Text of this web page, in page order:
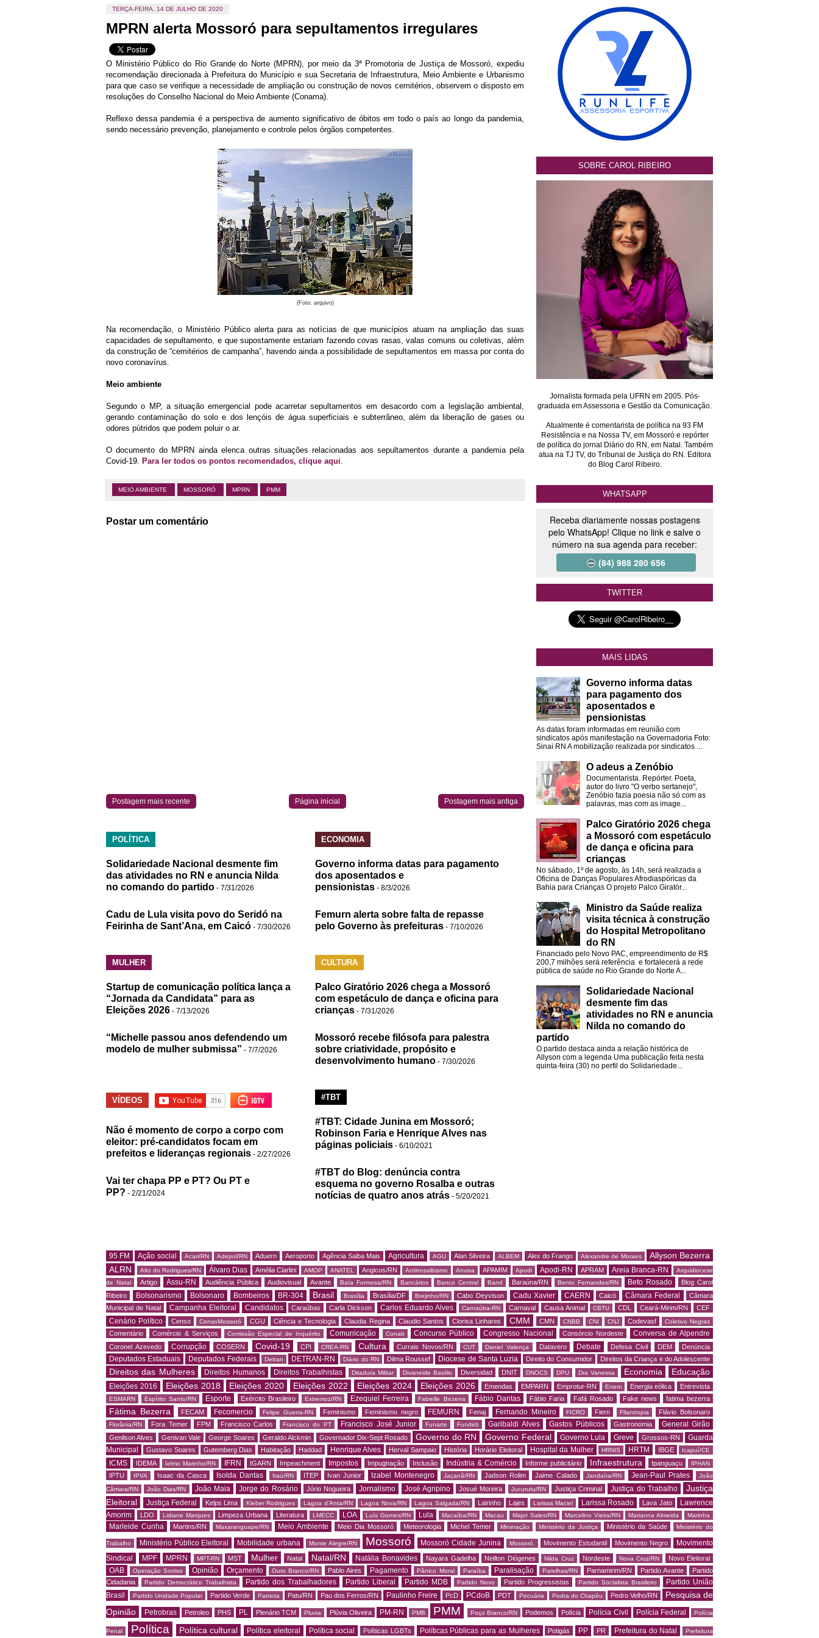
TERÇA-FEIRA, 14 DE JULHO DE 2020
MPRN alerta Mossoró para sepultamentos irregulares
O Ministério Público do Rio Grande do Norte (MPRN), por meio da 3ª Promotoria de Justiça de Mossoró, expediu
recomendação direcionada à Prefeitura do Município e sua Secretaria de Infraestrutura, Meio Ambiente e Urbanismo
para que caso se verifique a necessidade de ampliação ou construção de novos cemitérios, observem o disposto em
resoluções do Conselho Nacional do Meio Ambiente (Conama).
Reflexo dessa pandemia é a perspectiva de aumento significativo de óbitos em todo o país ao longo da pandemia,
sendo necessário prevenção, planejamento e controle pelos órgãos competentes.
(Foto: arquivo)
Na recomendação, o Ministério Público alerta para as notícias de que municípios atuam na ampliação das suas
capacidades de sepultamento, e que supostamente estariam fazendo covas rasas, valas comuns ou coletivas, além
da construção de “cemitérios de campanha”, havendo ainda a possibilidade de sepultamentos em massa por conta do
novo coronavírus.
Meio ambiente
Segundo o MP, a situação emergencial pode acarretar sepultamentos em desacordo com a legislação ambiental,
gerando contaminação do solo e dos lençóis de água superficiais e subterrâneo, além da liberação de gases ou
odores pútridos que podem poluir o ar.
O documento do MPRN ainda elenca outras situações relacionadas aos sepultamentos durante a pandemia pela
Covid-19. Para ler todos os pontos recomendados, clique aqui
MEIO AMBIENTE MOSSORÓ MPRN PMM
Postar um comentário
Postagem mais recente Postagem mais antiga
Página inicial
POLÍTICA
Solidariedade Nacional desmente fim
das atividades no RN e anuncia Nilda
no comando do partido - 7/31/2026
Cadu de Lula visita povo do Seridó na
Feirinha de Sant’Ana, em Caicó - 7/30/2026
ECONOMIA
Governo informa datas para pagamento
dos aposentados e
pensionistas - 8/3/2026
Femurn alerta sobre falta de repasse
pelo Governo às prefeituras - 7/10/2026
MULHER
Startup de comunicação política lança a
“Jornada da Candidata” para as
Eleições 2026 - 7/13/2026
“Michelle passou anos defendendo um
modelo de mulher submissa” - 7/7/2026
CULTURA
Palco Giratório 2026 chega a Mossoró
com espetáculo de dança e oficina para
crianças - 7/31/2026
Mossoró recebe filósofa para palestra
sobre criatividade, propósito e
desenvolvimento humano - 7/30/2026
VÍDEOS
Não é momento de corpo a corpo com
eleitor: pré-candidatos focam em
prefeitos e lideranças regionais - 2/27/2026
Vai ter chapa PP e PT? Ou PT e
PP? - 2/21/2024
#TBT
#TBT: Cidade Junina em Mossoró;
Robinson Faria e Henrique Alves nas
páginas policiais - 6/10/2021
#TBT do Blog: denúncia contra
esquema no governo Rosalba e outras
notícias de quatro anos atrás - 5/20/2021
SOBRE CAROL RIBEIRO
Jornalista formada pela UFRN em 2005. Pós-
graduada em Assessoria e Gestão da Comunicação.
Atualmente é comentarista de política na 93 FM
Resistência e na Nossa TV, em Mossoró e repórter
de política do jornal Diário do RN, em Natal. Também
atua na TJ TV, do Tribunal de Justiça do RN. Editora
do Blog Carol Ribeiro.
WHATSAPP
Receba diariamente nossas postagens
pelo WhatsApp! Clique no link e salve o
número na sua agenda para receber:
(84) 988 280 656
TWITTER
MAIS LIDAS
Governo informa datas
para pagamento dos
aposentados e
pensionistas
As datas foram informadas em reunião com
sindicatos após manifestação na Governadoria Foto:
Sinai RN A mobilização realizada por sindicatos ...
O adeus a Zenóbio
Documentarista. Repórter. Poeta,
autor do livro "O verbo sertanejo",
Zenóbio fazia poesia não só com as
palavras, mas com as image...
Palco Giratório 2026 chega
a Mossoró com espetáculo
de dança e oficina para
crianças
No sábado, 1º de agosto, às 14h, será realizada a
Oficina de Danças Populares Afrodiaspóricas da
Bahia para Crianças O projeto Palco Giratór...
Ministro da Saúde realiza
visita técnica à construção
do Hospital Metropolitano
do RN
Financiado pelo Novo PAC, empreendimento de R$
200,7 milhões será referência e fortalecerá a rede
pública de saúde no Rio Grande do Norte A...
Solidariedade Nacional
desmente fim das
atividades no RN e anuncia
Nilda no comando do
partido
O partido destaca ainda a relação histórica de
Allyson com a legenda Uma publicação feita nesta
quinta-feira (30) no perfil do Solidariedade...
95 FM Ação social Acari/RN Adepol/RN Aduern Aeroporto Agência Saiba Mais Agricultura AGU Alan Silveira ALBEM Alex do Frango Alexandre de Moraes
Allyson Bezerra
ALRN
Alto do Rodrigues/RN Álvaro Dias Amélia Ciarlini AMOP ANATEL Angicos/RN Antirrosalbismo Anvisa APAMIM Apodi Apodi-RN APRAM Areia Branca-RN
Arquidiocese
de Natal
Artigo Assu-RN Audiência Pública Audiovisual Avante Baía Formosa/RN Bancários Banco Central Band Baraúna/RN Bento Fernandes/RN Beto Rosado
Blog Carol
Ribeiro
Bolsonarismo Bolsonaro Bombeiros BR-304 Brasil Brasília Brasília/DF Brejinho/RN Cabo Deyvison Cadu Xavier CAERN Caicó Câmara Federal
Câmara
Municipal de Natal
Campanha Eleitoral Candidatos Caraúbas Carla Dickson Carlos Eduardo Alves Carnaúba-RN Carnaval Causa Animal CBTU CDL Ceará-Mirim/RN CEF
Cenário Político Censo CensoMossoró CGU Ciência e Tecnologia Claudia Regina Claudio Santos Clorisa Linhares CMM CMN CNBB CNI CNJ Codevasf Coletivo Negras
Comentário Comércio & Serviços Comissão Especial de Inquérito Comunicação Conab Concurso Público Congresso Nacional Consórcio Nordeste Conversa de Alpendre
Coronel Azevedo Corrupção COSERN Covid-19 CPI CREA-RN Cultura Currais Novos/RN CUT Daniel Valença Datavero Debate Defesa Civil DEM Denúncia
Deputados Estaduais Deputados Federais Detran DETRAN-RN Diário do RN Dilma Roussef Diocese de Santa Luzia Direito do Consumidor Direitos da Criança e do Adolescente
Direitos das Mulheres Direitos Humanos Direitos Trabalhistas Ditadura Militar Divaneide Basílio Diversidad DNIT DNOCS DPU Dra Vanessa Economia Educação
Eleições 2016 Eleições 2018 Eleições 2020 Eleições 2022 Eleições 2024 Eleições 2026 Emendas EMPARN Emprotur-RN Enem Energia eólica Entrevista
ESMARN Espírito Santo/RN Esporte Exército Brasileiro Extremoz/RN Ezequiel Ferreira Fabielle Bezerra Fábio Dantas Fábio Faria Fafá Rosado Fake news fatima bezerra
Fátima Bezerra FECAM Fecomercio Felipe Guerra-RN Feminismo Feminismo negro FEMURN Fenaj Fernando Mineiro FICRO Fiern Filantropia Flávio Bolsonaro
Florânia/RN Fora Temer FPM Francisco Carlos Francisco do PT Francisco José Junior Funarte Fundeb Garibaldi Alves Gastos Públicos Gastronomia General Girão
Genilson Alves Genivan Vale George Soares Geraldo Alckmin Governador Dix-Sept Rosado Governo do RN Governo Federal Governo Lula Greve Grossos-RN
Guarda
Municipal
Gustavo Soares Gutemberg Dias Habitação Haddad Henrique Alves Herval Sampaio História Horário Eleitoral Hospital da Mulher HRNIS HRTM IBGE Icapuí/CE
ICMS IDEMA Ielmo Marinho/RN IFRN IGARN Impeachment Impostos Impugnação Inclusão Indústria & Comércio Informe publicitário Infraestrutura Ipanguaçu IPHAN
IPTU IPVA Isaac da Casca Isolda Dantas Itaú/RN ITEP Ivan Junior Izabel Montenegro Jaçanã/RN Jadson Rolim Jaime Calado Jandaíra/RN Jean-Paul Prates
João
Câmara/RN
João Dias/RN João Maia Jorge do Rosário Jório Nogueira Jornalismo José Agripino Josué Moreira Jucurutu/RN Justiça Criminal Justiça do Trabalho
Justiça
Eleitoral
Justiça Federal Kelps Lima Kleber Rodrigues Lagoa d'Anta/RN Lagoa Nova/RN Lagoa Salgada/RN Lairinho Lajes Larissa Maciel Larissa Rosado Lava Jato
Lawrence
Amorim
LDO Lidiane Marques Limpeza Urbana Literatura LMECC LOA Luís Gomes/RN Lula Macaíba/RN Macau Major Sales/RN Marcelino Vieira/RN Marianna Almeida Marinha
Marleide Cunha Martins/RN Maxaranguape/RN Meio Ambiente Meio Dia Mossoró Meteorologia Michel Temer Mineração Ministério da Justiça Ministério da Saúde Ministério do
Trabalho Ministério Público Eleitoral Mobilidade urbana Monte Alegre/RN Mossoró Mossoró Cidade Junina Mossoró. Movimento Estudantil Movimento Negro
Movimento
Sindical
MPF MPRN MPT-RN MST Mulher Natal Natal/RN Natália Bonavides Nayara Gadelha Neilton Diógenes Nilda Cruz Nordeste Nova Cruz/RN Novo Eleitoral
OAB Operação Sorriso Opinião Orçamento Ouro Branco/RN Pablo Aires Pagamento Pânico Moral Paraíba Paralisação Parelhas/RN Parnamirim/RN Partido Avante
Partido
Cidadania
Partido Democrático Trabalhista Partido dos Trabalhadores Partido Liberal Partido MDB Partido Novo Partido Progressistas Partido Socialista Brasileiro
Partido União
Brasil
Partido Unidade Popular Partido Verde Patriota Patu/RN Pau dos Ferros/RN Paulinho Freire PcD PCdoB PDT Pecuária Pedra do Chapéu Pedro Velho/RN
Pesquisa de
Opinião
Petrobras Petroleo PHS PL Plenário TCM Pluvia Plúvia Oliveira PM-RN PMB PMM Poço Branco/RN Podemos Polícia Polícia Civil Polícia Federal Polícia
Penal Política Política cultural Política eleitoral Política social Políticas LGBTs Políticas Públicas para as Mulheres Potigás PP PR Prefeitura do Natal Prefeitura